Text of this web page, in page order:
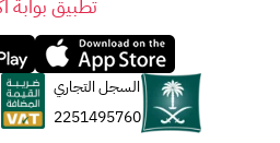
تطبيق
السجل التجاري
2251495760